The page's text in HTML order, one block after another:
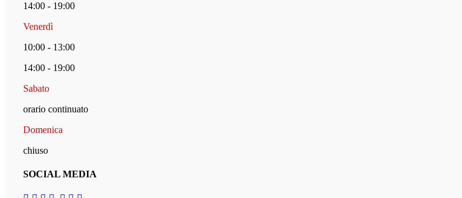
14:00 - 19:00
Venerdì
10:00 - 13:00
14:00 - 19:00
Sabato
orario continuato
Domenica
chiuso
SOCIAL MEDIA